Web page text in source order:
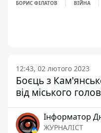
БОРИС ФІЛАТОВ ВІЙНА
12:43, 02 лютого 2023
Боєць з
від міського
Інформатор
ЖУРНАЛІСТ